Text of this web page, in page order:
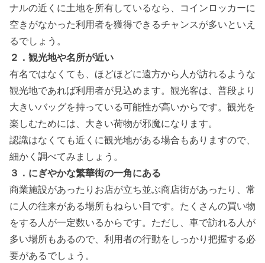
ナルの近くに土地を所有しているなら、コインロッカーに
空きがなかった利用者を獲得できるチャンスが多いといえ
るでしょう。
２．観光地や名所が近い
有名ではなくても、ほどほどに遠方から人が訪れるような
観光地であれば利用者が見込めます。観光客は、普段より
大きいバッグを持っている可能性が高いからです。観光を
楽しむためには、大きい荷物が邪魔になります。
認識はなくても近くに観光地がある場合もありますので、
細かく調べてみましょう。
３．にぎやかな繁華街の一角にある
商業施設があったりお店が立ち並ぶ商店街があったり、常
に人の往来がある場所もねらい目です。たくさんの買い物
をする人が一定数いるからです。ただし、車で訪れる人が
多い場所もあるので、 利用者の行動をしっかり把握する必
要があるでしょう。